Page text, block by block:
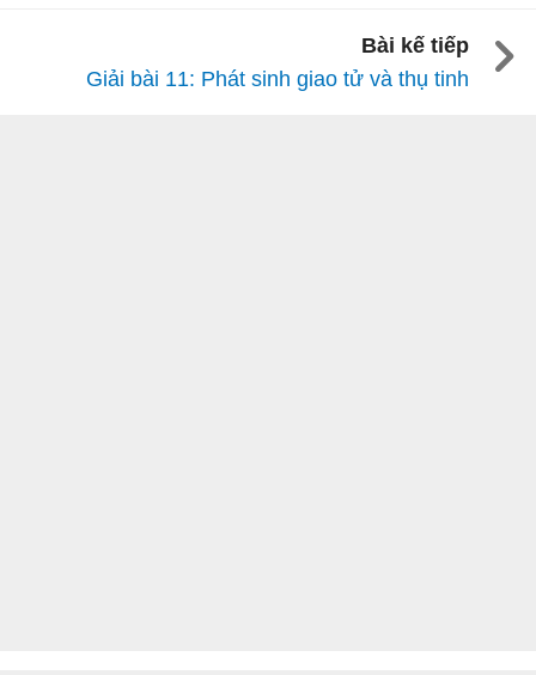
Bài kế tiếp
Giải bài 11: Phát sinh giao tử và thụ tinh